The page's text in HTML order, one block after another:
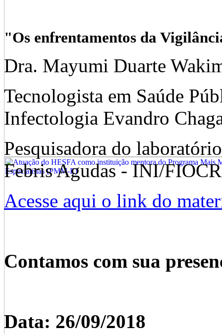
"Os enfrentamentos da
Dra. Mayumi Duarte
Tecnologista em Saúde
Infectologia Evandro
Pesquisadora do
Febris Agudas - INI/
Acesse aqui o link do
Contamos com sua
Data: 26/09/2018